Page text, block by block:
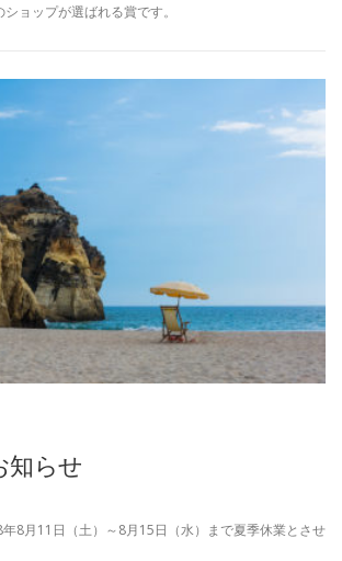
ョップが選ばれる賞です。
知らせ
8月11日（土）～8月15日（水）まで夏季休業とさせ